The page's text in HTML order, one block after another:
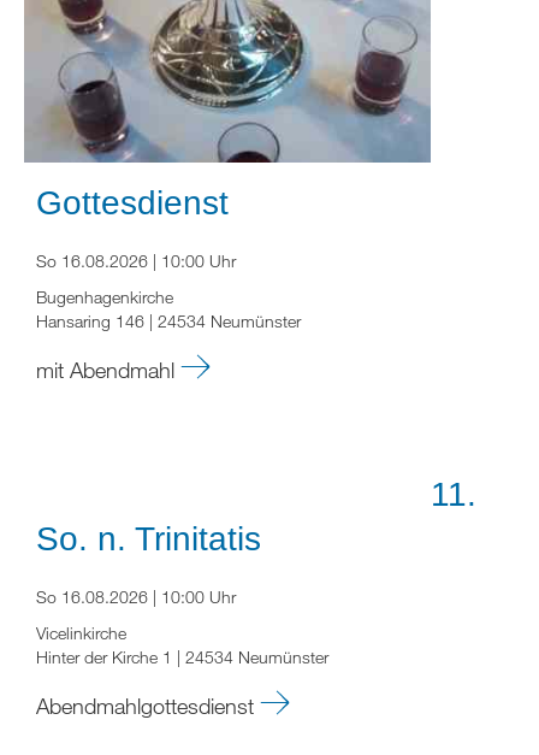
Gottesdienst
So 16.08.2026 | 10:00 Uhr
Bugenhagenkirche
Hansaring 146 | 24534 Neumünster
mit Abendmahl
11.
So. n. Trinitatis
So 16.08.2026 | 10:00 Uhr
Vicelinkirche
Hinter der Kirche 1 | 24534 Neumünster
Abendmahlgottesdienst